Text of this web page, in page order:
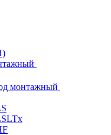
монтажный